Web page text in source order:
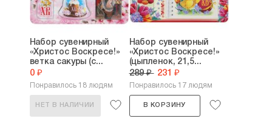
Набор сувенирный
«Христос Воскресе!»
ветка сакуры (с...
0 ₽
Понравилось 18 людям
НЕТ В НАЛИЧИИ
Набор сувенирный
«Христос Воскресе!»
(цыпленок, 21,5...
289 ₽ 231 ₽
Понравилось 17 людям
В КОРЗИНУ